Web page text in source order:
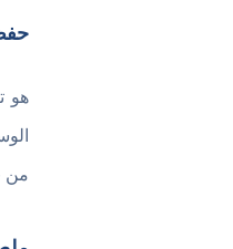
هو
من خلال تحميل